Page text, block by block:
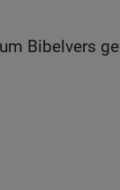
Bibelvers